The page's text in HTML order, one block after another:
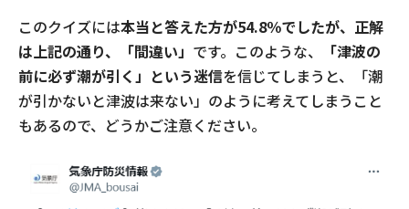
このクイズには本当と答えた方が54.8％でしたが、正解
は上記の通り、「間違い」 です。このような、
「津波の
前に必ず潮が引く」という迷信を信じてしまうと、「潮
が引かないと津波は来ない」のように考えてしまうこと
もあるので、どうかご注意ください。